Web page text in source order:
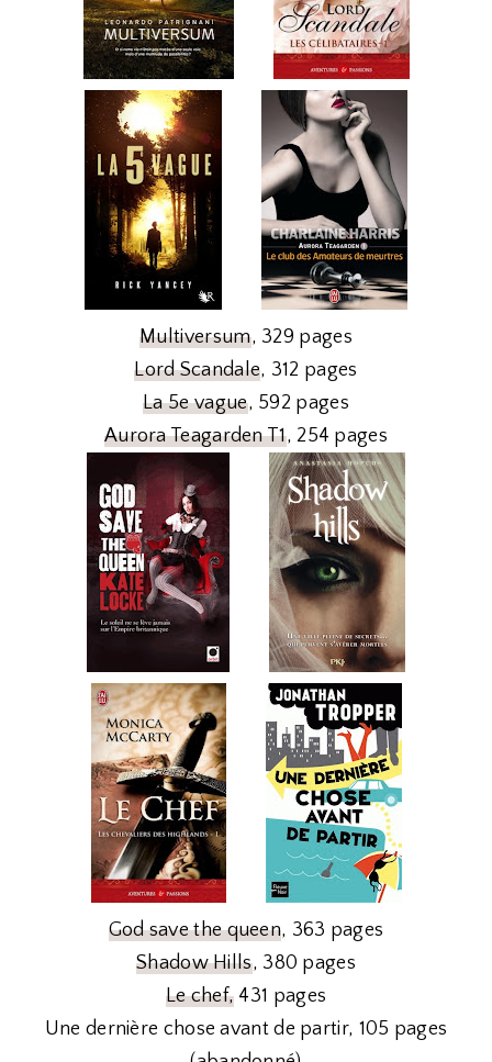
Multiversum, 329 pages
Lord Scandale, 312 pages
La 5e vague, 592 pages
Aurora Teagarden T1, 254 pages
God save the queen, 363 pages
Shadow Hills, 380 pages
Le chef, 431 pages
Une dernière chose avant de partir, 105 pages